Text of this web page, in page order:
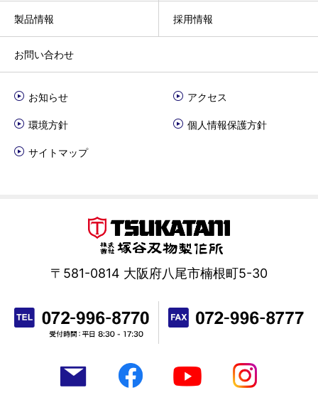
製品情報 採用情報
お問い合わせ
お知らせ アクセス
環境方針 個人情報保護方針
サイトマップ
〒581-0814 大阪府八尾市楠根町5-30